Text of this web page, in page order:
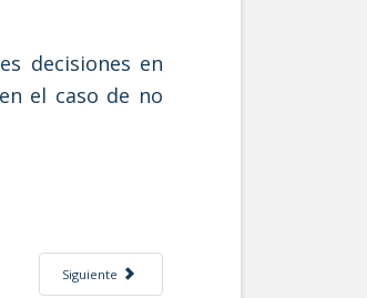
decisiones en
el caso de no
Artículo siguiente: PRODUCE LA UNAM INSUMOS
Siguiente